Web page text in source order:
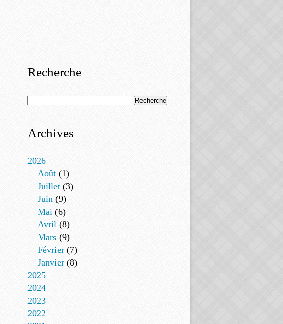
Recherche
Archives
2026
Août (1)
Juillet (3)
Juin (9)
Mai (6)
Avril (8)
Mars (9)
Février (7)
Janvier (8)
2025
2024
2023
2022